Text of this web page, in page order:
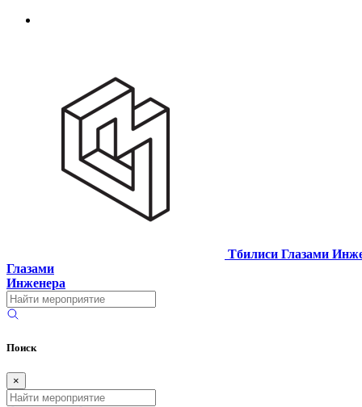
Тбилиси Глазами
Глазами
Инженера
Поиск
×